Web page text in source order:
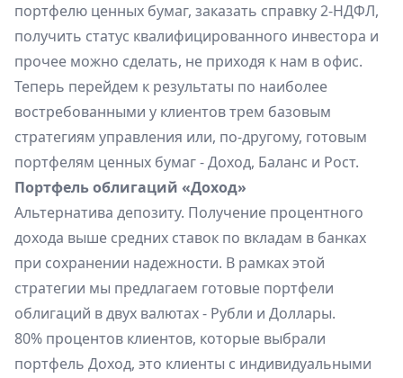
портфелю ценных бумаг, заказать справку 2-НДФЛ,
получить статус квалифицированного инвестора и
прочее можно сделать, не приходя к нам в офис.
Теперь перейдем к результаты по наиболее
востребованными у клиентов трем базовым
стратегиям управления или, по-другому, готовым
портфелям ценных бумаг - Доход, Баланс и Рост.
Портфель облигаций «Доход»
Альтернатива депозиту. Получение процентного
дохода выше средних ставок по вкладам в банках
при сохранении надежности. В рамках этой
стратегии мы предлагаем готовые портфели
облигаций в двух валютах - Рубли и Доллары.
80% процентов клиентов, которые выбрали
портфель Доход, это клиенты с индивидуальными